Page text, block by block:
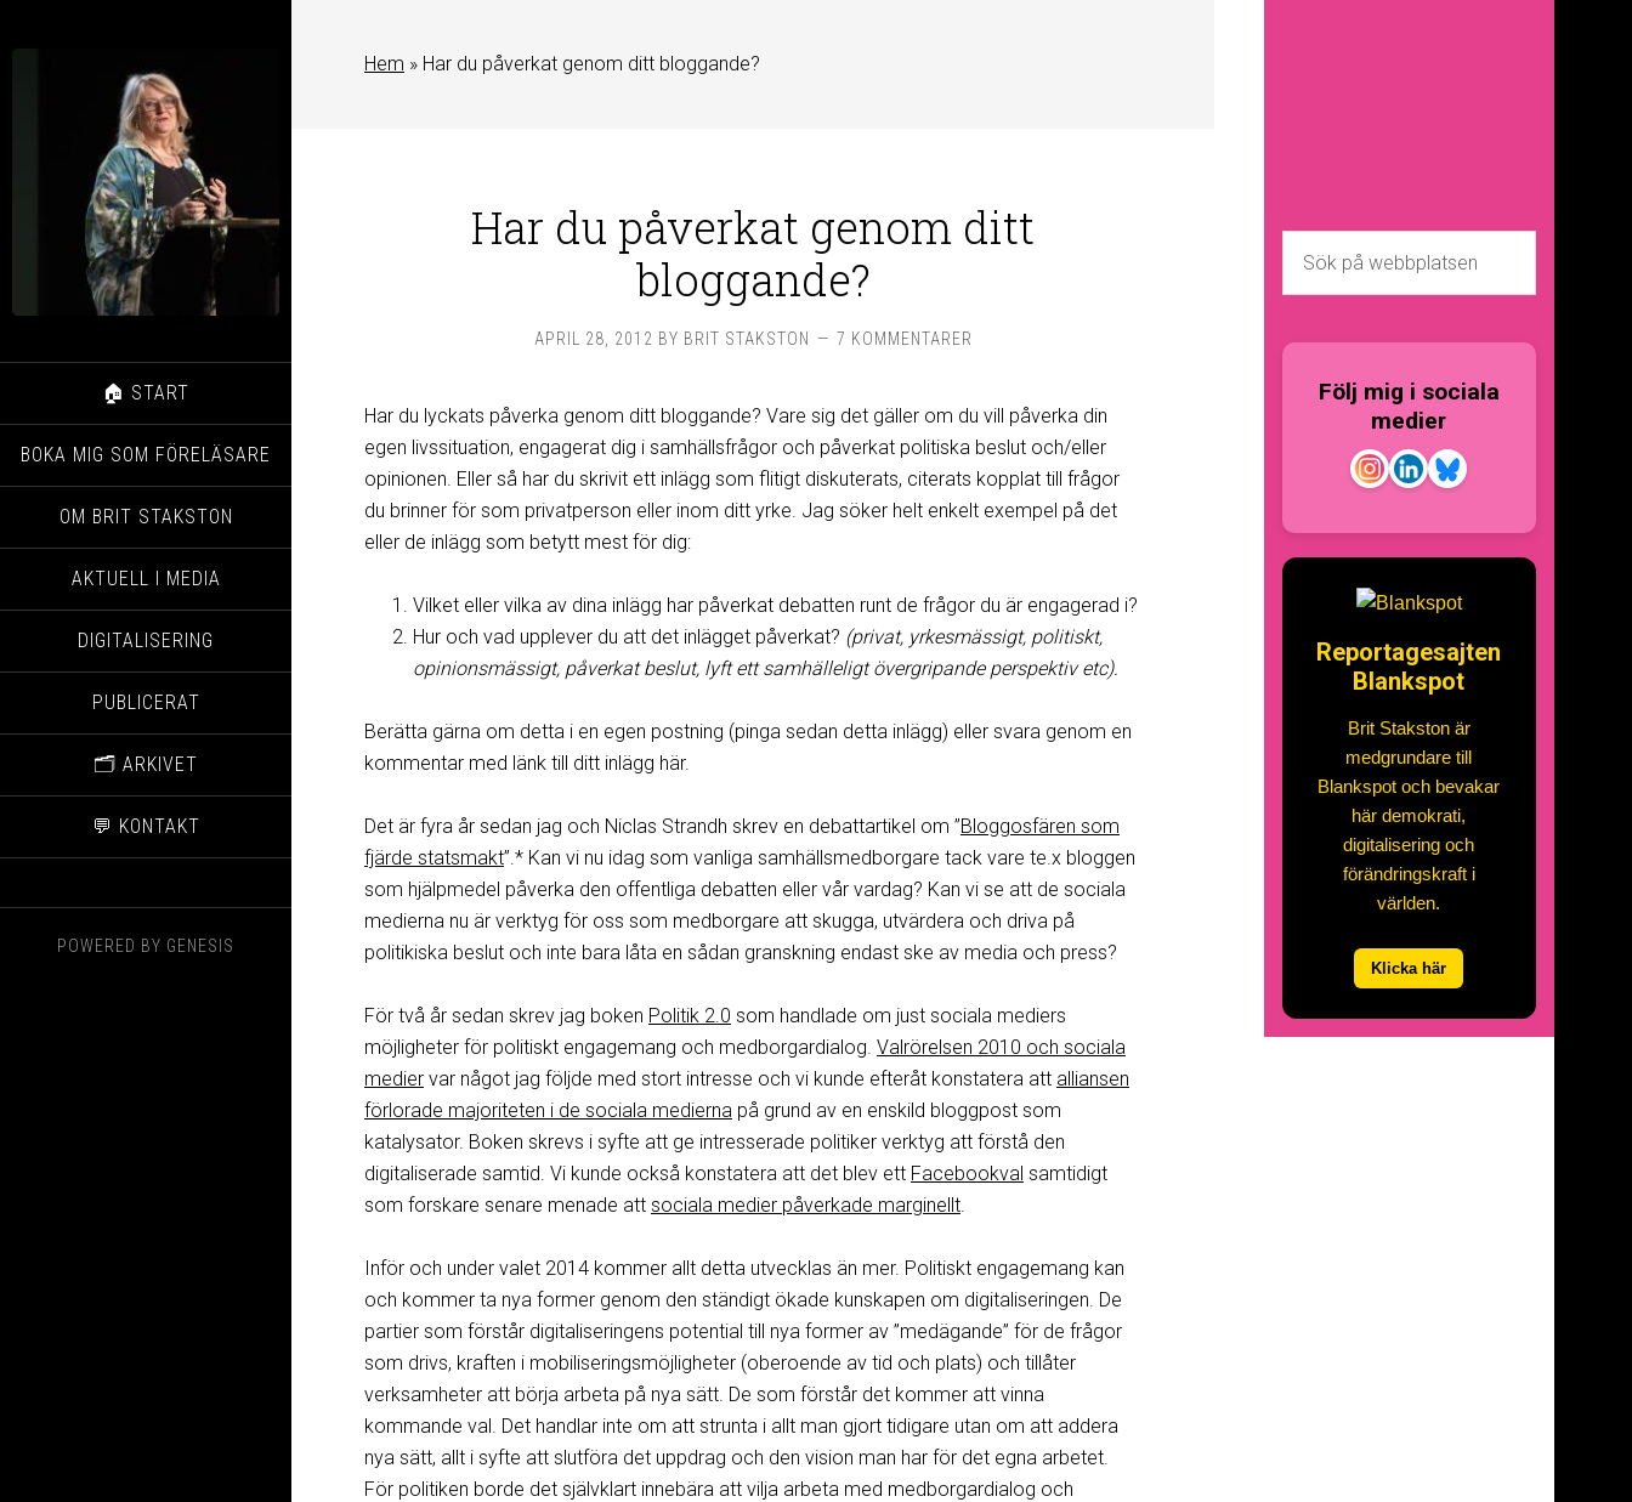
🏠 START
BOKA MIG SOM FÖRELÄSARE
OM BRIT STAKSTON
AKTUELL I MEDIA
DIGITALISERING
PUBLICERAT
🗂️ ARKIVET
💬 KONTAKT
POWERED BY GENESIS
Hem » Har du påverkat genom ditt bloggande?
Har du påverkat genom ditt
bloggande?
APRIL 28, 2012 BY BRIT STAKSTON 7 KOMMENTARER
Har du lyckats påverka genom ditt bloggande? Vare sig det gäller om du vill påverka din
egen livssituation, engagerat dig i samhällsfrågor och påverkat politiska beslut och/eller
opinionen. Eller så har du skrivit ett inlägg som flitigt diskuterats, citerats kopplat till frågor
du brinner för som privatperson eller inom ditt yrke. Jag söker helt enkelt exempel på det
eller de inlägg som betytt mest för dig:
Vilket eller vilka av dina inlägg har påverkat debatten runt de frågor du är engagerad i?
Hur och vad upplever du att det inlägget påverkat? (privat, yrkesmässigt, politiskt,
opinionsmässigt, påverkat beslut, lyft ett samhälleligt övergripande perspektiv etc).
Berätta gärna om detta i en egen postning (pinga sedan detta inlägg) eller svara genom en
kommentar med länk till ditt inlägg här.
Det är fyra år sedan jag och Niclas Strandh skrev en debattartikel om ”Bloggosfären som
fjärde statsmakt”.* Kan vi nu idag som vanliga samhällsmedborgare tack vare te.x bloggen
som hjälpmedel påverka den offentliga debatten eller vår vardag? Kan vi se att de sociala
medierna nu är verktyg för oss som medborgare att skugga, utvärdera och driva på
politikiska beslut och inte bara låta en sådan granskning endast ske av media och press?
För två år sedan skrev jag boken Politik 2.0 som handlade om just sociala mediers
möjligheter för politiskt engagemang och medborgardialog. Valrörelsen 2010 och sociala
medier var något jag följde med stort intresse och vi kunde efteråt konstatera att alliansen
förlorade majoriteten i de sociala medierna på grund av en enskild bloggpost som
katalysator. Boken skrevs i syfte att ge intresserade politiker verktyg att förstå den
digitaliserade samtid. Vi kunde också konstatera att det blev ett Facebookval samtidigt
som forskare senare menade att sociala medier påverkade marginellt.
Inför och under valet 2014 kommer allt detta utvecklas än mer. Politiskt engagemang kan
och kommer ta nya former genom den ständigt ökade kunskapen om digitaliseringen. De
partier som förstår digitaliseringens potential till nya former av ”medägande” för de frågor
som drivs, kraften i mobiliseringsmöjligheter (oberoende av tid och plats) och tillåter
verksamheter att börja arbeta på nya sätt. De som förstår det kommer att vinna
kommande val. Det handlar inte om att strunta i allt man gjort tidigare utan om att addera
nya sätt, allt i syfte att slutföra det uppdrag och den vision man har för det egna arbetet.
För politiken borde det självklart innebära att vilja arbeta med medborgardialog och
Följ mig i sociala
medier
Reportagesajten
Blankspot
Brit Stakston är
medgrundare till
Blankspot och bevakar
här demokrati,
digitalisering och
förändringskraft i
världen.
Klicka här